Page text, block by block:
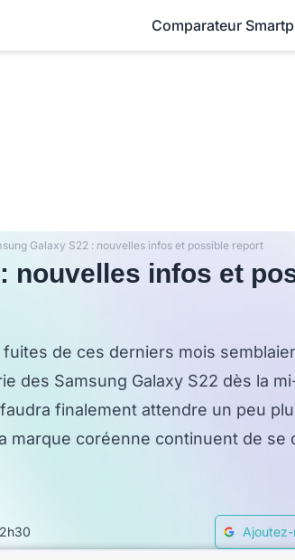
Comparateur
Galaxy S22 : nouvelles infos et possible report
nouvelles infos et
de ces derniers mois
des Samsung Galaxy S22 dès la
finalement attendre un peu
marque coréenne continuent de se